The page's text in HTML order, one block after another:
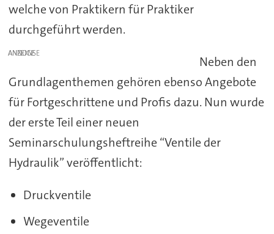
welche von Praktikern für Praktiker
durchgeführt werden.
ANZEIGE
Neben den
Grundlagenthemen gehören ebenso Angebote
für Fortgeschrittene und Profis dazu. Nun wurde
der erste Teil einer neuen
Seminarschulungsheftreihe “Ventile der
Hydraulik” veröffentlicht:
Druckventile
Wegeventile